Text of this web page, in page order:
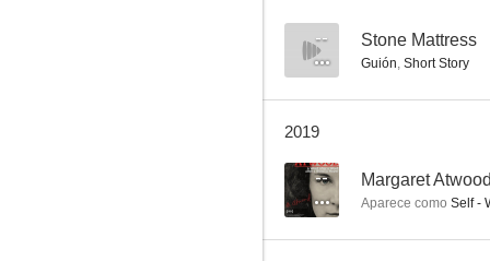
--
-- Stone Mattress
Guión, Short Story
2019
-- Margaret
Aparece como Self -